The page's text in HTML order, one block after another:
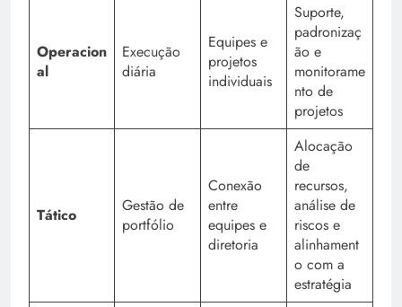
Operacion
al
Execução
diária
Equipes e
projetos
individuais
Suporte,
padronizaç
ão e
monitorame
nto de
projetos
Tático
Gestão de
portfólio
Conexão
entre
equipes e
diretoria
Alocação
de
recursos,
análise de
riscos e
alinhament
o com a
estratégia